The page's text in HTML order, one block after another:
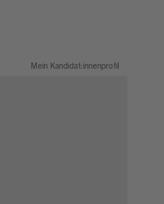
Mein Kandidat:innenprofil